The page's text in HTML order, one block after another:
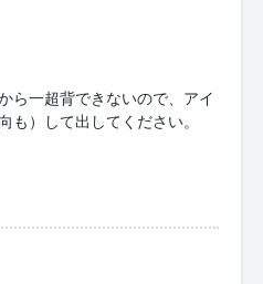
ら一超背できないので、アイ
も）して出してください。